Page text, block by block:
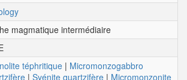
magmatique intermédiaire
téphritique | Micromonzogabbro
| Syénite quartzifère | Micromonzonite